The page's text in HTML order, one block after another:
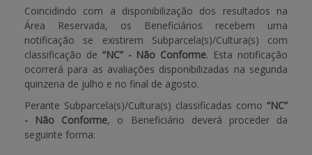
Coincidindo com a disponibilização dos resultados na
Área Reservada, os Beneficiários recebem uma
notificação se existirem Subparcela(s)/Cultura(s) com
classificação de “NC” - Não Conforme. Esta notificação
ocorrerá para as avaliações disponibilizadas na segunda
quinzena de julho e no final de agosto.
Perante Subparcela(s)/Cultura(s) classificadas como “NC”
- Não Conforme, o Beneficiário deverá proceder da
seguinte forma: